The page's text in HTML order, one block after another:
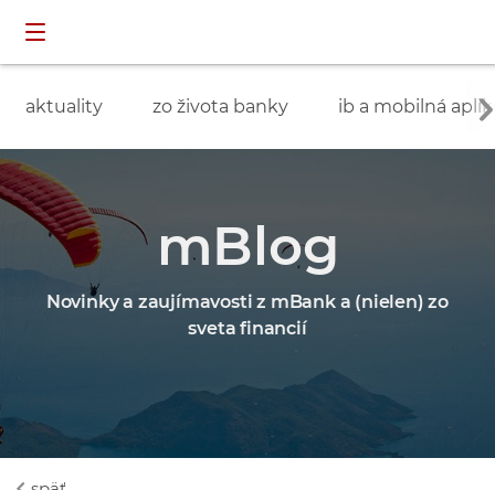
aktuality zo života banky ib a mobilná
mBlog
Novinky a zaujímavosti z mBank a (nielen) zo
sveta financií